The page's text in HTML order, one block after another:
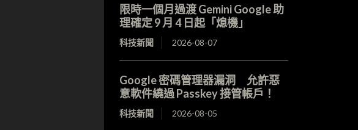
限時一個月過渡 Gemini Google 助
理確定 9 月 4 日起「熄機」
科技新聞 2026-08-07
Google 密碼管理器漏洞 允許惡
意軟件繞過 Passkey 接管帳戶！
科技新聞 2026-08-05